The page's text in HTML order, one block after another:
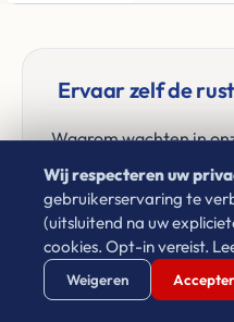
Ervaar zelf de
Waarom wachten in
financiële
Vul uw postcode
✓ Vragen? App
Wij respecteren uw
gebruikerservaring te
(uitsluitend na uw
cookies. Opt-in vereist.
Weigeren
Verstuur WhatsApp